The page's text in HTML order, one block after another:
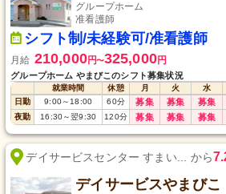
グループホーム
准看護師
シフト制/未経験可/准看護師
月給 210,000円〜325,000円
グループホーム やまびこのシフト募集状況
就業時間 休憩 月 火 水
日勤
9:00～18:00 60分 募集 募集 募集
夜勤 16:30～翌9:30 120分 募集 募集 募集
デイサービスセンター すまい... から
デイサービスやまびこ